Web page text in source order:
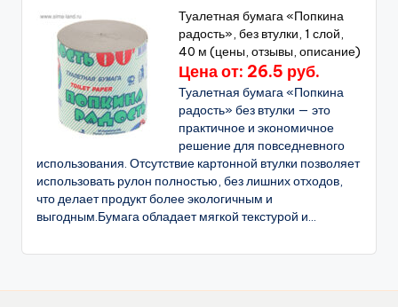
Туалетная бумага «Попкина
радость», без втулки, 1 слой,
40 м (цены, отзывы, описание)
Цена от: 26.5 руб.
Туалетная бумага «Попкина
радость» без втулки — это
практичное и экономичное
решение для повседневного
использования. Отсутствие картонной втулки позволяет
использовать рулон полностью, без лишних отходов,
что делает продукт более экологичным и
выгодным.Бумага обладает мягкой текстурой и...